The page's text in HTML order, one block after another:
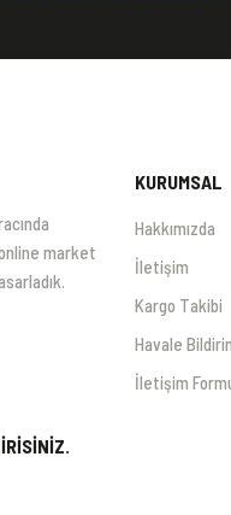
market
KURUMSAL
Hakkımızda
İletişim
Kargo Takibi
Havale
İletişim